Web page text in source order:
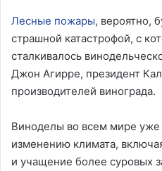
Лесные пожары, вероятно,
страшной катастрофой, с
сталкивалось
Джон Агирре, президент
производителей винограда.
Виноделы во всем мире уже
изменению климата,
и учащение более суровых